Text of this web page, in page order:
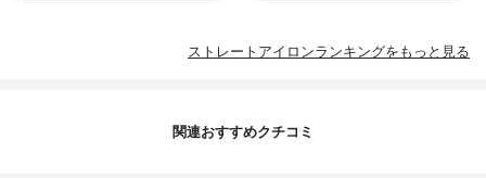
ストレートアイロンランキングをもっと見る
関連おすすめクチコミ